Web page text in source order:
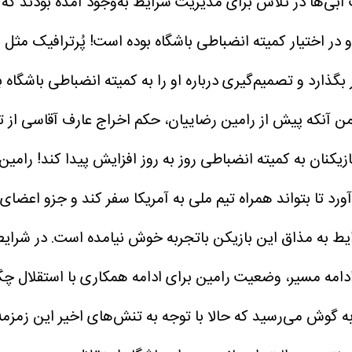
در اختیار کمیته انضباطی باشگاه بوده است! پُرترافیک
بگذارد و تصمیم‌گیری درباره او را به کمیته انضباطی
پیش از رامین رضاییان، حکم اخراج عارف آقاسی از
به کمیته انضباطی روز به روز افزایش پیدا کند!
مذاق این بازیکن باتجربه خوش نیامده است. در
مسیر، وضعیت رامین برای ادامه همکاری با استقلال
گوش می‌رسید که حالا با توجه به تنش‌های اخیر این